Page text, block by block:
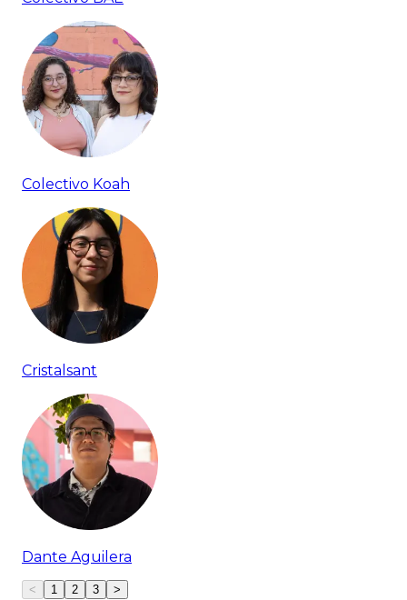
Colectivo Koah
Cristalsant
Dante Aguilera
< 1 2 3 >